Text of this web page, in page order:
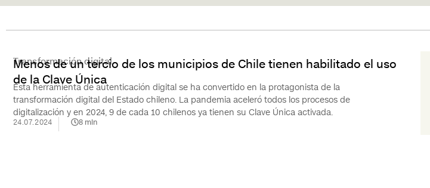
Transformación digital
Menos de un tercio de los municipios de Chile tienen habilitado el uso
de la Clave Única
Esta herramienta de autenticación digital se ha convertido en la protagonista de la
transformación digital del Estado chileno. La pandemia aceleró todos los procesos de
digitalización y en 2024, 9 de cada 10 chilenos ya tienen su Clave Única activada.
24.07.2024 8 min